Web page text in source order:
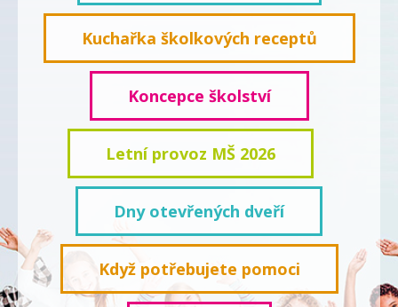
Kuchařka školkových receptů
Koncepce školství
Letní provoz MŠ 2026
Dny otevřených dveří
Když potřebujete pomoci